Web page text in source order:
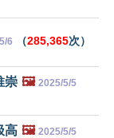
6 （285,365次）
崇 🖼️ 2025/5/5
高 🖼️ 2025/5/5